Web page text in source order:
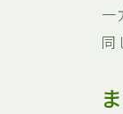
一
同